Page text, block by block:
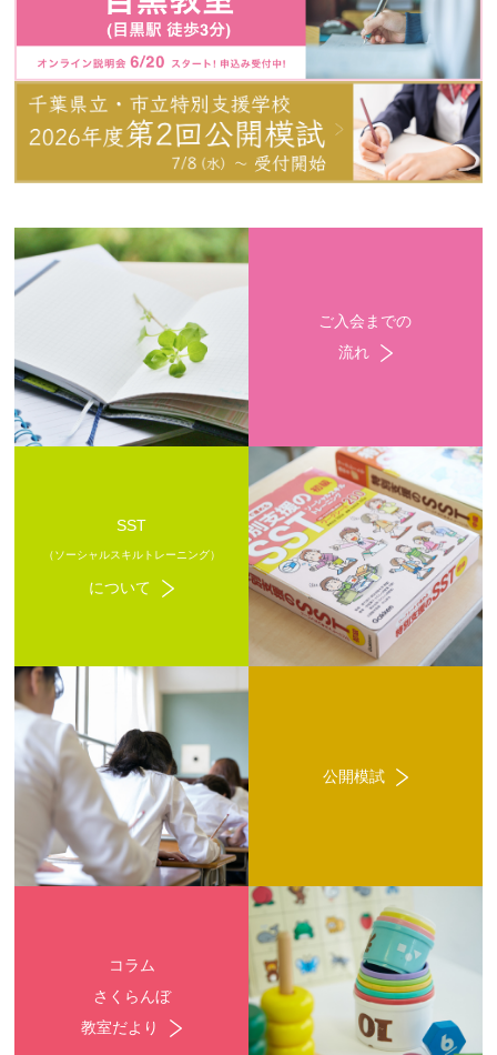
ご入会までの
流れ
SST
（ソーシャルスキルトレーニング）
について
公開模試
コラム
さくらんぼ
教室だより